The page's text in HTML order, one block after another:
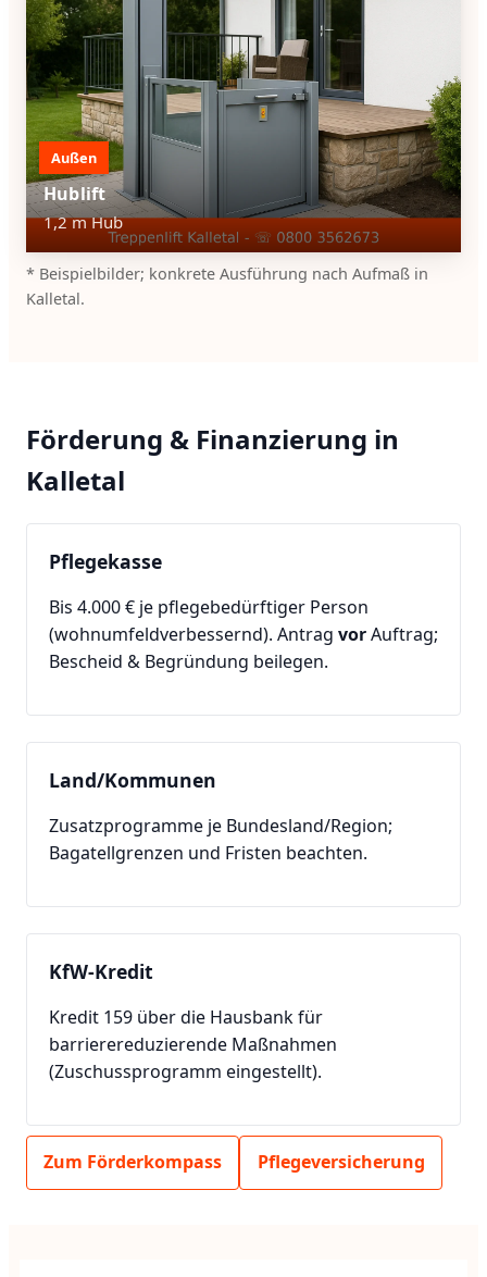
Außen
Hublift
1,2 m Hub
* Beispielbilder; konkrete Ausführung nach Aufmaß in
Kalletal.
Förderung & Finanzierung in
Kalletal
Pflegekasse
Bis 4.000 € je pflegebedürftiger Person
(wohnumfeldverbessernd). Antrag vorAuftrag;
Bescheid & Begründung beilegen.
Land/Kommunen
Zusatzprogramme je Bundesland/Region;
Bagatellgrenzen und Fristen beachten.
KfW-Kredit
Kredit 159 über die Hausbank für
barrierereduzierende Maßnahmen
(Zuschussprogramm eingestellt).
Zum Förderkompass Pflegeversicherung